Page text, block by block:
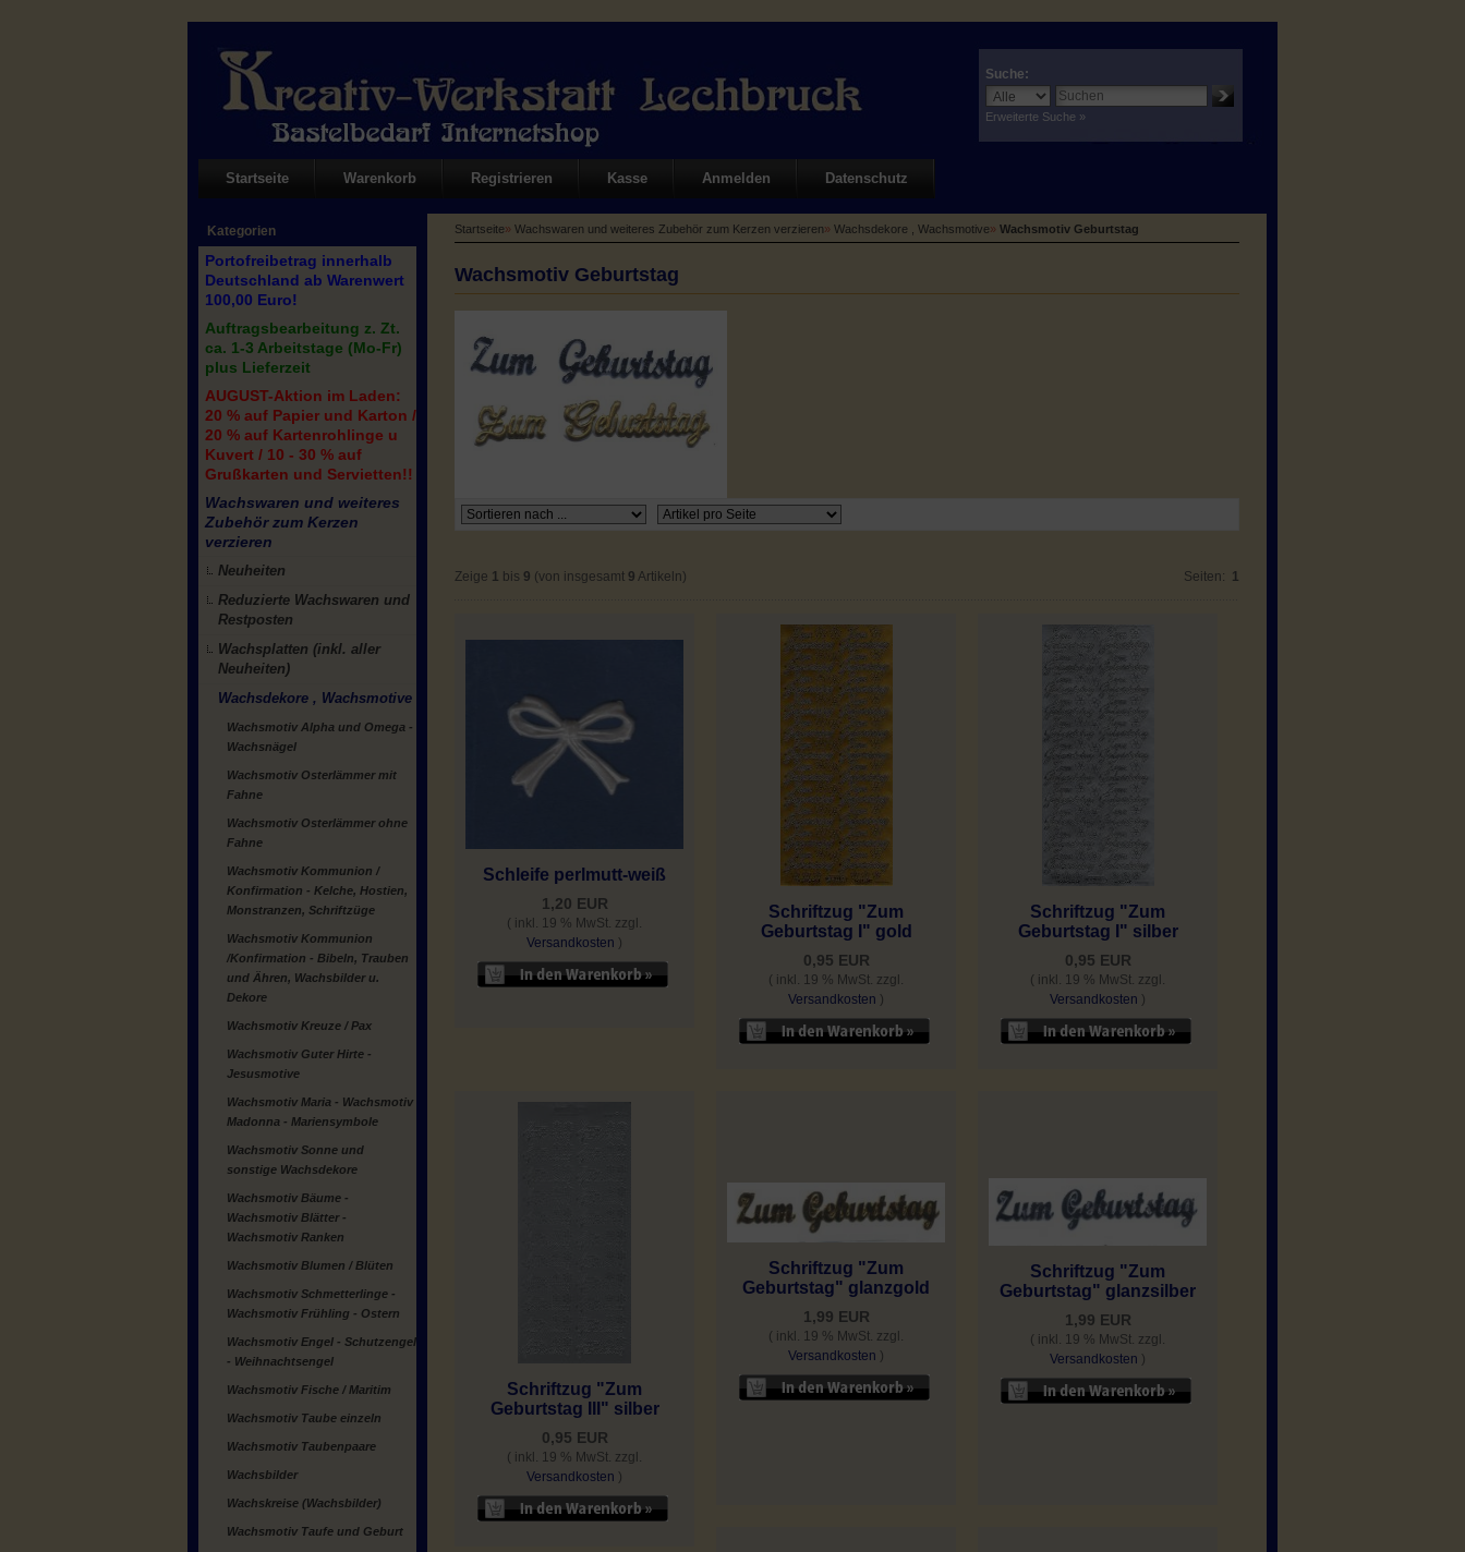
Suche:
Erweiterte Suche »
Startseite Warenkorb Registrieren Kasse Anmelden Datenschutz
Kategorien
Portofreibetrag innerhalb
Deutschland ab Warenwert
100,00 Euro!
Auftragsbearbeitung z. Zt.
ca. 1-3 Arbeitstage (Mo-Fr)
plus Lieferzeit
AUGUST-Aktion im Laden:
20 % auf Papier und Karton /
20 % auf Kartenrohlinge u
Kuvert / 10 - 30 % auf
Grußkarten und Servietten!!
Wachswaren und weiteres
Zubehör zum Kerzen
verzieren
Neuheiten
Reduzierte Wachswaren und
Restposten
Wachsplatten (inkl. aller
Neuheiten)
Wachsdekore , Wachsmotive
Wachsmotiv Alpha und Omega -
Wachsnägel
Wachsmotiv Osterlämmer mit
Fahne
Wachsmotiv Osterlämmer ohne
Fahne
Wachsmotiv Kommunion /
Konfirmation - Kelche, Hostien,
Monstranzen, Schriftzüge
Wachsmotiv Kommunion
/Konfirmation - Bibeln, Trauben
und Ähren, Wachsbilder u.
Dekore
Wachsmotiv Kreuze / Pax
Wachsmotiv Guter Hirte -
Jesusmotive
Wachsmotiv Maria - Wachsmotiv
Madonna - Mariensymbole
Wachsmotiv Sonne und
sonstige Wachsdekore
Wachsmotiv Bäume -
Wachsmotiv Blätter -
Wachsmotiv Ranken
Wachsmotiv Blumen / Blüten
Wachsmotiv Schmetterlinge -
Wachsmotiv Frühling - Ostern
Wachsmotiv Engel - Schutzengel
- Weihnachtsengel
Wachsmotiv Fische / Maritim
Wachsmotiv Taube einzeln
Wachsmotiv Taubenpaare
Wachsbilder
Wachskreise (Wachsbilder)
Wachsmotiv Taufe und Geburt
Startseite» Wachswaren und weiteres Zubehör zum Kerzen verzieren» Wachsdekore , Wachsmotive» Wachsmotiv Geburtstag
Wachsmotiv Geburtstag
Zeige 1 bis 9 (von insgesamt 9 Artikeln) Seiten: 1
Schleife perlmutt-weiß
1,20 EUR
( inkl. 19 % MwSt. zzgl.
Versandkosten )
Schriftzug "Zum
Geburtstag I" gold
0,95 EUR
( inkl. 19 % MwSt. zzgl.
Versandkosten )
Schriftzug "Zum
Geburtstag I" silber
0,95 EUR
( inkl. 19 % MwSt. zzgl.
Versandkosten )
Schriftzug "Zum
Geburtstag III" silber
0,95 EUR
( inkl. 19 % MwSt. zzgl.
Versandkosten )
Schriftzug "Zum
Geburtstag" glanzgold
1,99 EUR
( inkl. 19 % MwSt. zzgl.
Versandkosten )
Schriftzug "Zum
Geburtstag" glanzsilber
1,99 EUR
( inkl. 19 % MwSt. zzgl.
Versandkosten )